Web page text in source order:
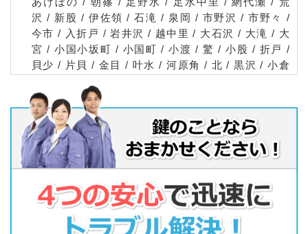
沢 / 新股 / 伊佐領 / 石滝 / 泉岡 / 市野沢 / 市野々 /
今市 / 入折戸 / 岩井沢 / 越中里 / 大石沢 / 大滝 / 大
宮 / 小国小坂町 / 小国町 / 小渡 / 驚 / 小股 / 折戸 /
貝少 / 片貝 / 金目 / 叶水 / 河原角 / 北 / 黒沢 / 小倉
新原 / 新屋敷 / 菅沼 / 杉沢 / 芹出 / 太鼓沢 / 滝倉 /
田沢頭 / 種沢 / 玉川 / 玉川中里 / 樽口 / 綱木箱口 /
栃倉 / 中島 / 中田山崎 / 長沢 / 西 / 西滝 / 沼沢 / 針
生 / 東滝 / 東原 / 樋ノ沢 / 百子沢 / 兵庫舘 / 舟渡 /
古田 / 増岡 / 町原 / 松岡 / 松崎 / 緑町 / 宮の台 / 焼
白鷹町
浅立 / 鮎貝 / 荒砥甲 / 荒砥乙 / 大瀬 / 黒鴨 / 畔藤 /
佐野原 / 下山 / 十王 / 菖蒲 / 高岡 / 高玉 / 滝野 / 栃